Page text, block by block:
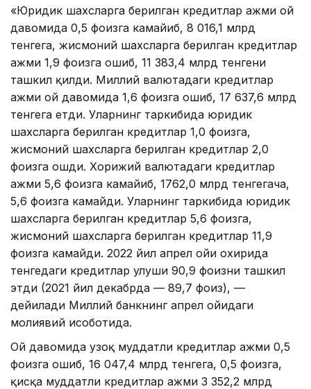
«Юридик шахсларга берилган кредитлар ҳажми ой
давомида 0,5 фоизга камайиб, 8 016,1 млрд
тенгега, жисмоний шахсларга берилган кредитлар
ҳажми 1,9 фоизга ошиб, 11 383,4 млрд тенгени
ташкил қилди. Миллий валютадаги кредитлар
ҳажми ой давомида 1,6 фоизга ошиб, 17 637,6 млрд
тенгега етди. Уларнинг таркибида юридик
шахсларга берилган кредитлар 1,0 фоизга,
жисмоний шахсларга берилган кредитлар 2,0
фоизга ошди. Хорижий валютадаги кредитлар
ҳажми 5,6 фоизга камайиб, 1762,0 млрд тенгегача,
5,6 фоизга камайди. Уларнинг таркибида юридик
шахсларга берилган кредитлар 5,6 фоизга,
жисмоний шахсларга берилган кредитлар 11,9
фоизга камайди. 2022 йил апрел ойи охирида
тенгедаги кредитлар улуши 90,9 фоизни ташкил
этди (2021 йил декабрда — 89,7 фоиз), —
дейилади Миллий банкнинг апрел ойидаги
молиявий ҳисоботида.
Ой давомида узоқ муддатли кредитлар ҳажми 0,5
фоизга ошиб, 16 047,4 млрд тенгега, 0,5 фоизга,
қисқа муддатли кредитлар ҳажми 3 352,2 млрд